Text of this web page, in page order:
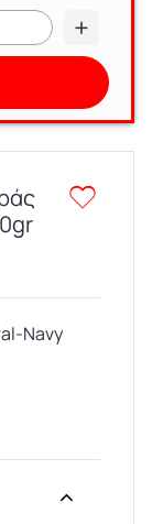
Navy
+